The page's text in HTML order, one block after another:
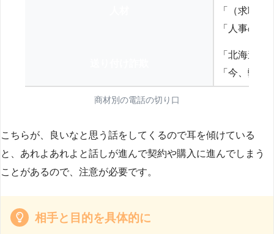
「（求職
「人事の方
「北海道
「今、弊
商材別の電話の切り口
こちらが、良いなと思う話をしてくるので耳を傾けている
と、あれよあれよと話しが進んで契約や購入に進んでしまう
ことがあるので、注意が必要です。
相手と目的を具体的に